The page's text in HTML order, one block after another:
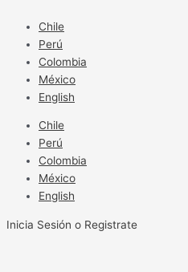
contenido
Chile
Perú
Colombia
México
English
Chile
Perú
Colombia
México
English
Inicia Sesión o Registrate